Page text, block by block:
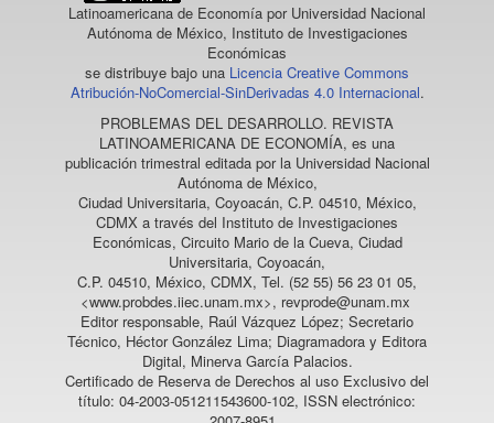
Latinoamericana de Economía por Universidad Nacional
Autónoma de México, Instituto de Investigaciones
Económicas
se distribuye bajo una Licencia Creative Commons
Atribución-NoComercial-SinDerivadas 4.0 Internacional.
PROBLEMAS DEL DESARROLLO. REVISTA
LATINOAMERICANA DE ECONOMÍA, es una
publicación trimestral editada por la Universidad Nacional
Autónoma de México,
Ciudad Universitaria, Coyoacán, C.P. 04510, México,
CDMX a través del Instituto de Investigaciones
Económicas, Circuito Mario de la Cueva, Ciudad
Universitaria, Coyoacán,
C.P. 04510, México, CDMX, Tel. (52 55) 56 23 01 05,
<www.probdes.iiec.unam.mx>, revprode@unam.mx
Editor responsable, Raúl Vázquez López; Secretario
Técnico, Héctor González Lima; Diagramadora y Editora
Digital, Minerva García Palacios.
Certificado de Reserva de Derechos al uso Exclusivo del
título: 04-2003-051211543600-102, ISSN electrónico: